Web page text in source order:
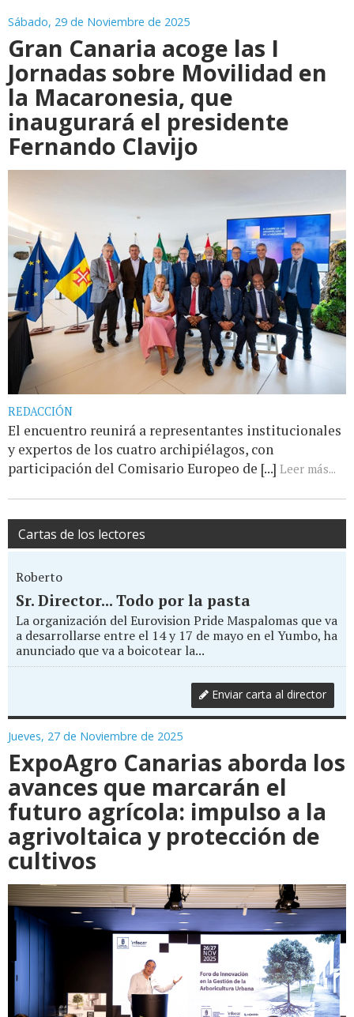
Sábado, 29 de Noviembre de 2025
Gran Canaria acoge las I
Jornadas sobre Movilidad en
la Macaronesia, que
inaugurará el presidente
Fernando Clavijo
REDACCIÓN
El encuentro reunirá a representantes institucionales
y expertos de los cuatro archipiélagos, con
participación del Comisario Europeo de [...] Leer más...
Cartas de los lectores
Roberto
Sr. Director... Todo por la pasta
La organización del Eurovision Pride Maspalomas que va
a desarrollarse entre el 14 y 17 de mayo en el Yumbo, ha
anunciado que va a boicotear la...
Enviar carta al director
Jueves, 27 de Noviembre de 2025
ExpoAgro Canarias aborda los
avances que marcarán el
futuro agrícola: impulso a la
agrivoltaica y protección de
cultivos